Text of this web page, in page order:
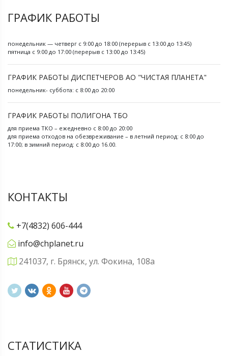
ГРАФИК РАБОТЫ
понедельник — четверг с 9:00 до 18:00 (перерыв с 13:00 до 13:45)
пятница с 9:00 до 17:00 (перерыв с 13:00 до 13:45)
ГРАФИК РАБОТЫ ДИСПЕТЧЕРОВ АО "ЧИСТАЯ ПЛАНЕТА"
понедельник- суббота: с 8:00 до 20:00
ГРАФИК РАБОТЫ ПОЛИГОНА ТБО
для приема ТКО – ежедневно с 8:00 до 20:00
для приема отходов на обезвреживание – в летний период: с 8:00 до
17:00; в зимний период: с 8:00 до 16.00.
КОНТАКТЫ
+7(4832) 606-444
info@chplanet.ru
241037, г. Брянск, ул. Фокина, 108а
СТАТИСТИКА